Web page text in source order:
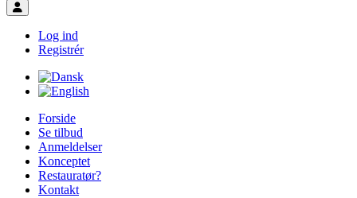
Toggle user menu
Log ind
Registrér
Forside
Se tilbud
Anmeldelser
Konceptet
Restauratør?
Kontakt